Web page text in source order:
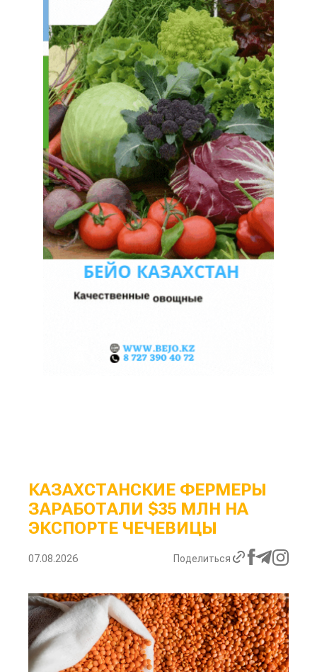
КАЗАХСТАНСКИЕ ФЕРМЕРЫ
ЗАРАБОТАЛИ $35 МЛН НА
ЭКСПОРТЕ ЧЕЧЕВИЦЫ
07.08.2026 Поделиться